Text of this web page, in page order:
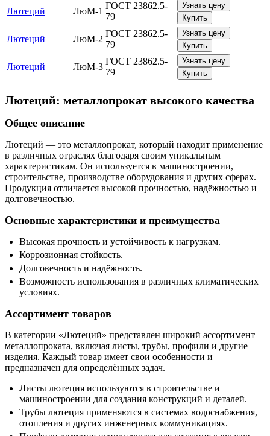
Лютеций ЛюМ-1
ГОСТ 23862.5-
79
Узнать цену
Купить
Лютеций ЛюМ-2
ГОСТ 23862.5-
79
Узнать цену
Купить
Лютеций ЛюМ-3
ГОСТ 23862.5-
79
Узнать цену
Купить
Лютеций: металлопрокат высокого качества
Общее описание
Лютеций — это металлопрокат, который находит применение
в различных отраслях благодаря своим уникальным
характеристикам. Он используется в машиностроении,
строительстве, производстве оборудования и других сферах.
Продукция отличается высокой прочностью, надёжностью и
долговечностью.
Основные характеристики и преимущества
Высокая прочность и устойчивость к нагрузкам.
Коррозионная стойкость.
Долговечность и надёжность.
Возможность использования в различных климатических
условиях.
Ассортимент товаров
В категории «Лютеций» представлен широкий ассортимент
металлопроката, включая листы, трубы, профили и другие
изделия. Каждый товар имеет свои особенности и
предназначен для определённых задач.
Листы лютеция используются в строительстве и
машиностроении для создания конструкций и деталей.
Трубы лютеция применяются в системах водоснабжения,
отопления и других инженерных коммуникациях.